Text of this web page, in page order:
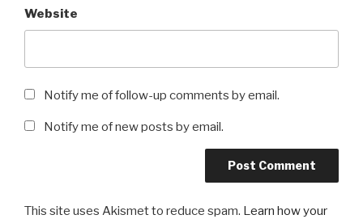
Website
Notify me of follow-up comments by email.
Notify me of new posts by email.
This site uses Akismet to reduce spam. Learn how your